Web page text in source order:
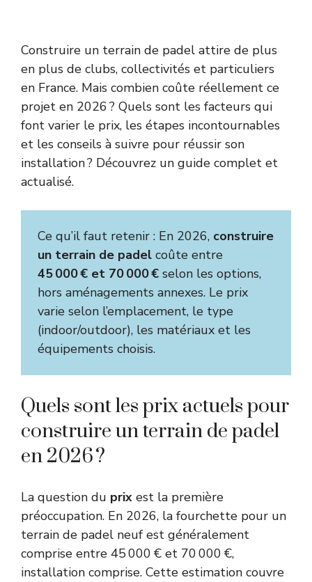
Construire un terrain de padel attire de plus
en plus de clubs, collectivités et particuliers
en France. Mais combien coûte réellement ce
projet en 2026 ? Quels sont les facteurs qui
font varier le prix, les étapes incontournables
et les conseils à suivre pour réussir son
installation ? Découvrez un guide complet et
actualisé.
Ce qu’il faut retenir : En 2026, construire
un terrain de padel coûte entre
45 000 € et 70 000 € selon les options,
hors aménagements annexes. Le prix
varie selon l’emplacement, le type
(indoor/outdoor), les matériaux et les
équipements choisis.
Quels sont les prix actuels pour
construire un terrain de padel
en 2026 ?
La question du prix est la première
préoccupation. En 2026, la fourchette pour un
terrain de padel neuf est généralement
comprise entre 45 000 € et 70 000 €,
installation comprise. Cette estimation couvre